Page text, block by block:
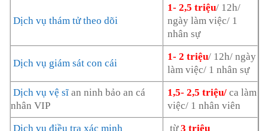
Dịch vụ thám tử theo dõi
1- 2,5 triệu/ 12h/
ngày làm việc/ 1
nhân sự
Dịch vụ giám sát con cái
1- 2 triệu/ 12h/ ngày
làm việc/ 1 nhân sự
Dịch vụ vệ sĩ an ninh bảo an cá
nhân VIP
1,5- 2,5 triệu/ ca làm
việc/ 1 nhân viên
Dịch vụ điều tra xác minh
từ3 triệu